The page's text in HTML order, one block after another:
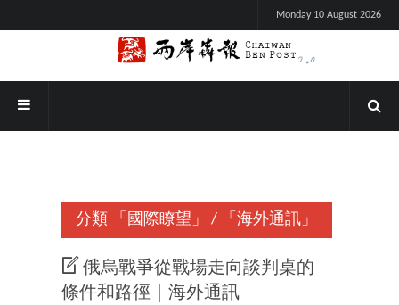
Monday 10 August 2026
分類 「國際瞭望」 / 「海外通訊」
俄烏戰爭從戰場走向談判桌的
條件和路徑｜海外通訊